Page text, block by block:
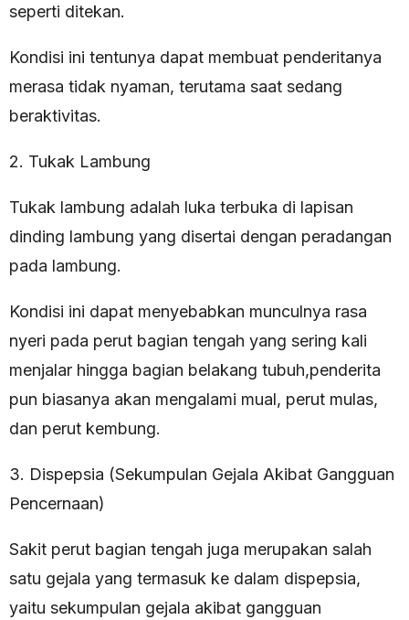
seperti ditekan.
Kondisi ini tentunya dapat membuat penderitanya
merasa tidak nyaman, terutama saat sedang
beraktivitas.
2. Tukak Lambung
Tukak lambung adalah luka terbuka di lapisan
dinding lambung yang disertai dengan peradangan
pada lambung.
Kondisi ini dapat menyebabkan munculnya rasa
nyeri pada perut bagian tengah yang sering kali
menjalar hingga bagian belakang tubuh,penderita
pun biasanya akan mengalami mual, perut mulas,
dan perut kembung.
3. Dispepsia (Sekumpulan Gejala Akibat Gangguan
Pencernaan)
Sakit perut bagian tengah juga merupakan salah
satu gejala yang termasuk ke dalam dispepsia,
yaitu sekumpulan gejala akibat gangguan